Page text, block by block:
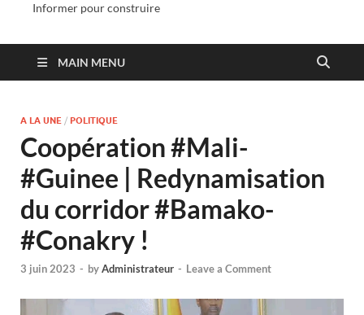
Informer pour construire
MAIN MENU
A LA UNE / POLITIQUE
Coopération #Mali-
#Guinee | Redynamisation
du corridor #Bamako-
#Conakry !
3 juin 2023 - byAdministrateur - Leave a Comment